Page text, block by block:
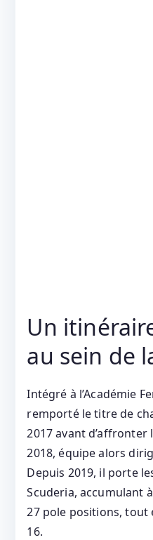
Un
au sein de
Intégré à l’Académie
remporté le titre de
2017 avant d’affronter
2018, équipe alors
Depuis 2019, il porte
Scuderia, accumulant
27 pole positions,
16.